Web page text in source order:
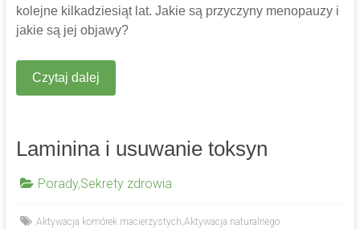
kolejne kilkadziesiąt lat. Jakie są przyczyny menopauzy i
jakie są jej objawy?
Czytaj dalej
Laminina i usuwanie toksyn
Porady,Sekrety zdrowia
Aktywacja komórek macierzystych,Aktywacja naturalnego